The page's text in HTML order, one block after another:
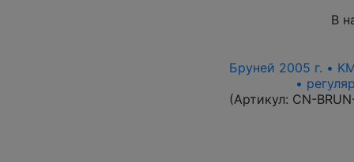
В
Бруней 2005 г. •
•
(Артикул: CN-